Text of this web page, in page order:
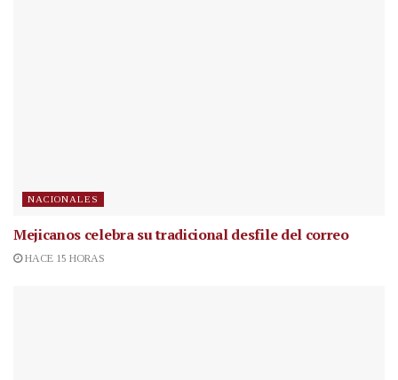
NACIONALES
Mejicanos celebra su tradicional desfile del correo
HACE 15 HORAS